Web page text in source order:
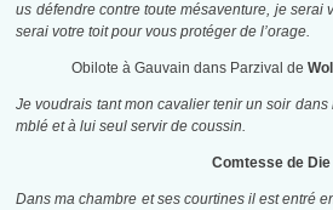
us défendre contre toute mésaventure, je serai
serai votre toit pour vous protéger de l’orage.
Obilote à Gauvain dans Parzival de
Je voudrais tant mon cavalier tenir un soir dans
mblé et à lui seul servir de coussin.
Comtesse de Die
Dans ma chambre et ses courtines il est entré